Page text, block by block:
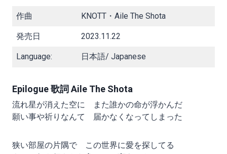
作曲 KNOTT・Aile The Shota
発売日 2023.11.22
Language: 日本語/ Japanese
Epilogue 歌詞 Aile The Shota
流れ星が消えた空に また誰かの命が浮かんだ
願い事や祈りなんて 届かなくなってしまった
狭い部屋の片隅で この世界に愛を探してる